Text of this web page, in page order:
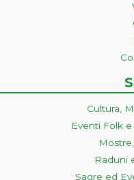
Cultura,
Eventi Folk
Raduni
Sagre ed